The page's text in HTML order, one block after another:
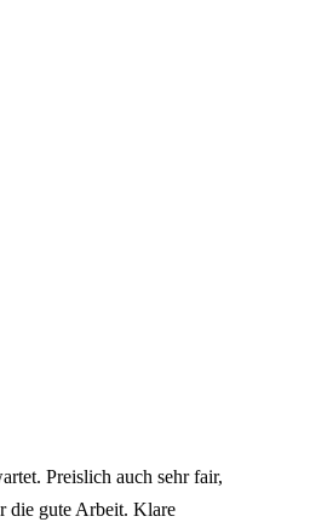
Preislich auch sehr fair,
die gute Arbeit. Klare